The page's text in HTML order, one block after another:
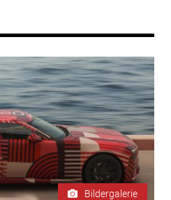
Bildergalerie